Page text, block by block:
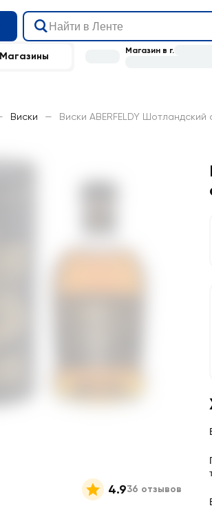
Магазины Магазин в г.
Виски — Виски ABERFELDY
4.936 отзывов